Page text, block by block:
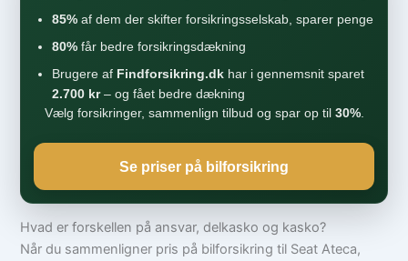
85% af dem der skifter forsikringsselskab, sparer penge
80% får bedre forsikringsdækning
Brugere af Findforsikring.dk har i gennemsnit sparet
2.700 kr– og fået bedre dækning
Vælg forsikringer, sammenlign tilbud og spar op til 30%.
Se priser på bilforsikring
Hvad er forskellen på ansvar, delkasko og kasko?
Når du sammenligner pris på bilforsikring til Seat Ateca,